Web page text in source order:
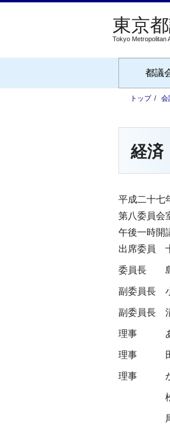
Tokyo Metropolitan
都議
トップ 会
経済
平成二十七
第八委員会
午後一時開
出席委員
委員長
副委員長
副委員長
理事
理事
理事